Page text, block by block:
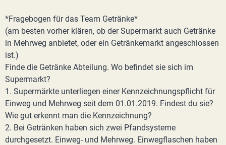
*Fragebogen für das Team Getränke*
(am besten vorher klären, ob der Supermarkt auch Getränke
in Mehrweg anbietet, oder ein Getränkemarkt angeschlossen
ist.)
Finde die Getränke Abteilung. Wo befindet sie sich im
Supermarkt?
1. Supermärkte unterliegen einer Kennzeichnungspflicht für
Einweg und Mehrweg seit dem 01.01.2019. Findest du sie?
Wie gut erkennt man die Kennzeichnung?
2. Bei Getränken haben sich zwei Pfandsysteme
durchgesetzt. Einweg- und Mehrweg. Einwegflaschen haben